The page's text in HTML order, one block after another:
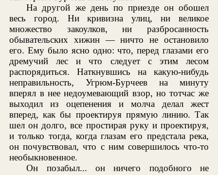
На другой же день по приезде он обошел
весь город. Ни кривизна улиц, ни великое
множество закоулков, ни разбросанность
обывательских хижин — ничто не остановило
его. Ему было ясно одно: что, перед глазами его
дремучий лес и что следует с этим лесом
распорядиться. Наткнувшись на какую-нибудь
неправильность, Угрюм-Бурчеев на минуту
вперял в нее недоумевающий взор, но тотчас же
выходил из оцепенения и молча делал жест
вперед, как бы проектируя прямую линию. Так
шел он долго, все простирая руку и проектируя,
и только тогда, когда глазам его предстала река,
он почувствовал, что с ним совершилось что-то
необыкновенное.
Он позабыл... он ничего подобного не